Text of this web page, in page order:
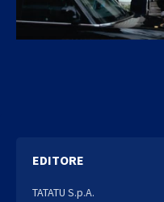
EDITORE
TATATU S.p.A.